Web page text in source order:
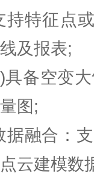
特征点或
及报表;
空变大
图;
融合：支
云建模数